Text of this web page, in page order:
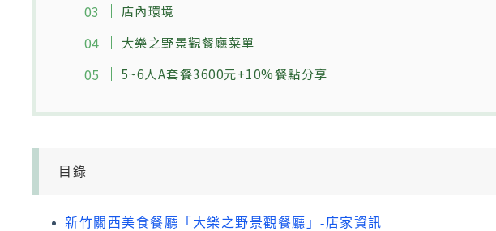
店內環境
大樂之野景觀餐廳菜單
5~6人A套餐3600元+10%餐點分享
目錄
新竹關西美食餐廳「大樂之野景觀餐廳」-店家資訊